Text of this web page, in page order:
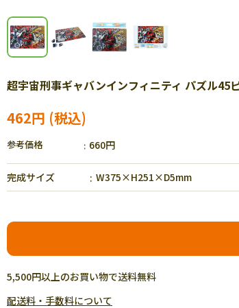
超宇宙刑事ギャバンインフィニティ パズル
462円
参考価格 660円
完成サイズ W375×H251×D5mm
5,500円以上のお買い物で送料無料
配送料・手数料について